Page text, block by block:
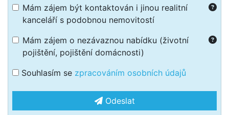
Mám zájem být kontaktován i jinou realitní
kanceláří s podobnou nemovitostí
Mám zájem o nezávaznou nabídku (životní
pojištění, pojištění domácnosti)
Souhlasím se zpracováním osobních údajů
Odeslat